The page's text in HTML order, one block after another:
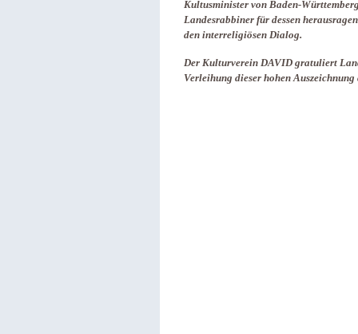
Kultusminister von Baden-
Landesrabbiner für dessen
den interreligiösen Dialog.
Der Kulturverein DAVID gratuliert
Verleihung dieser hohen Auszeichnung